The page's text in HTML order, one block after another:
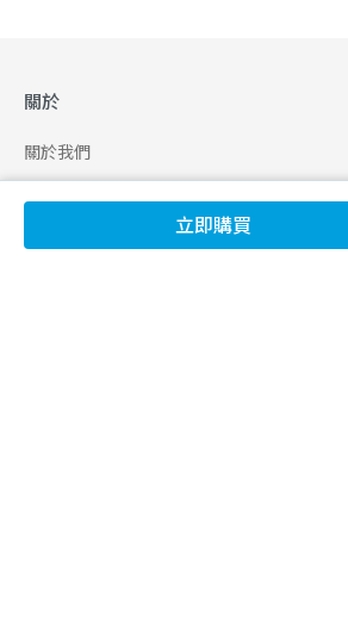
立即購買
關於
關於我們
合作申請